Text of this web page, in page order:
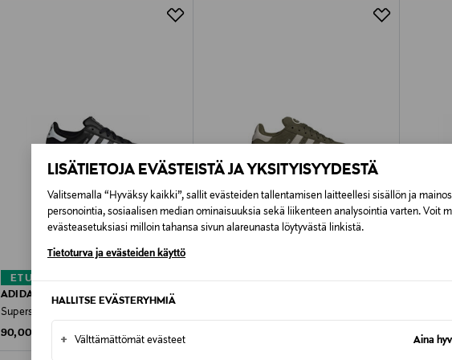
LISÄTIETOJA EVÄSTEISTÄ JA YKSITYISYYDESTÄ
Valitsemalla “Hyväksy kaikki”, sallit evästeiden tallentamisen laitteellesi sisällön ja
personointia, sosiaalisen median ominaisuuksia sekä liikenteen analysointia varten. Voit
evästeasetuksiasi milloin tahansa sivun alareunasta löytyvästä linkistä.
Tietoturva ja evästeiden käyttö
HALLITSE EVÄSTERYHMIÄ
+ Välttämättömät evästeet Aina
Alk. 6,90 €, kun toimitus on
ETUKUPONKITUOTE
ADIDAS ORIGINALS
Superstar II Junior -tennarit
Original Price
90,00 € 45,00